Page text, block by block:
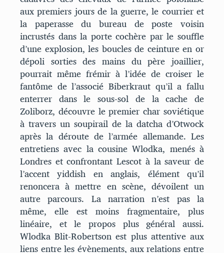
aux premiers jours de la guerre, le courrier et
la paperasse du bureau de poste voisin
incrustés dans la porte cochère par le souffle
d’une explosion, les boucles de ceinture en or
dépoli sorties des mains du père joaillier,
pourrait même frémir à l’idée de croiser le
fantôme de l’associé Biberkraut qu’il a fallu
enterrer dans le sous-sol de la cache de
Zoliborz, découvre le premier char soviétique
à travers un soupirail de la datcha d’Otwock
après la déroute de l’armée allemande. Les
entretiens avec la cousine Wlodka, menés à
Londres et confrontant Lescot à la saveur de
l’accent yiddish en anglais, élément qu’il
renoncera à mettre en scène, dévoilent un
autre parcours. La narration n’est pas la
même, elle est moins fragmentaire, plus
linéaire, et le propos plus général aussi.
Wlodka Blit-Robertson est plus attentive aux
liens entre les évènements, aux relations entre